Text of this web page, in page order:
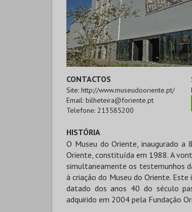
CONTACTOS
Site: http://www.museudooriente.pt/
Email: bilheteira@foriente.pt
Telefone: 213585200
HISTÓRIA
O Museu do Oriente, inaugurado
Oriente, constituída em 1988. A
simultaneamente os testemunhos
à criação do Museu do Oriente.
datado dos anos 40 do século
adquirido em 2004 pela Fundação